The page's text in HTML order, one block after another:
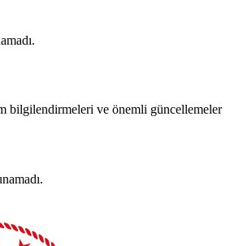
bilgilendirmeleri ve önemli güncellemeler